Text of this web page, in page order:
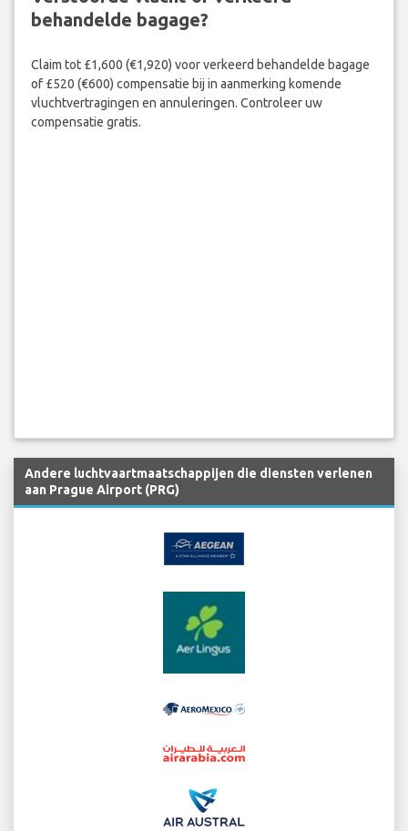
behandelde bagage?
Claim tot £1,600 (€1,920) voor verkeerd behandelde bagage
of £520 (€600) compensatie bij in aanmerking komende
vluchtvertragingen en annuleringen. Controleer uw
compensatie gratis.
Andere luchtvaartmaatschappijen die diensten verlenen
aan Prague Airport (PRG)